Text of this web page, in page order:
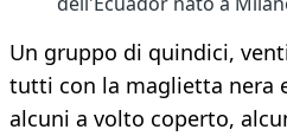
Un gruppo di quindici,
tutti con la maglietta nera
alcuni a volto coperto,